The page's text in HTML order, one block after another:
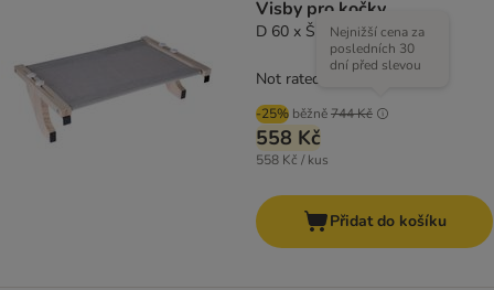
Visby pro kočky
D 60 x Š 38 x V 17 cm
-25% běžně744 Kč
Nejnižší cena za
posledních 30
dní před slevou
558 Kč
558 Kč / kus
Not rated
Přidat do košíku